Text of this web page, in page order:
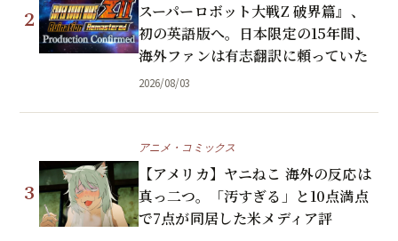
2
スーパーロボット大戦Z 破界篇』、
初の英語版へ。日本限定の15年間、
海外ファンは有志翻訳に頼っていた
2026/08/03
3
アニメ・コミックス
【アメリカ】ヤニねこ 海外の反応は
真っ二つ。「汚すぎる」と10点満点
で7点が同居した米メディア評